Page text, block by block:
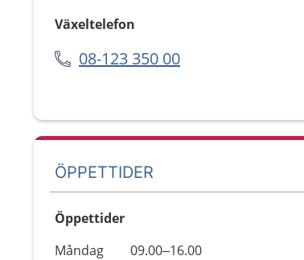
Växeltelefon
08-123 350 00
ÖPPETTIDER
Öppettider
Dag
Öppettider
Kommentarer
Måndag
09.00–16.00